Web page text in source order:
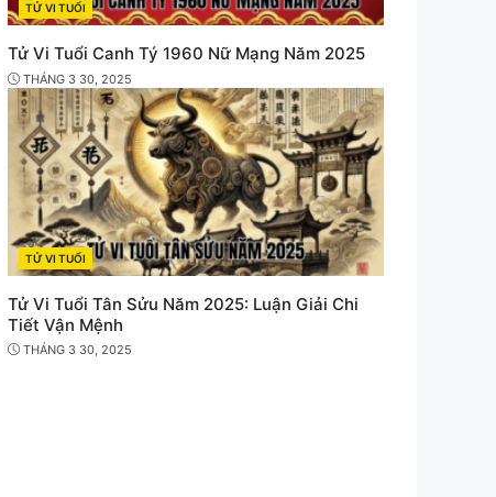
CATEGORIES
TỬ VI TUỔI
Tử Vi Tuổi Canh Tý 1960 Nữ Mạng Năm 2025
THÁNG 3 30, 2025
CATEGORIES
TỬ VI TUỔI
Tử Vi Tuổi Tân Sửu Năm 2025: Luận Giải Chi
Tiết Vận Mệnh
THÁNG 3 30, 2025